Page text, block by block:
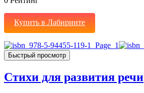
Купить в Лабиринте
Быстрый просмотр
Стихи для развития речи